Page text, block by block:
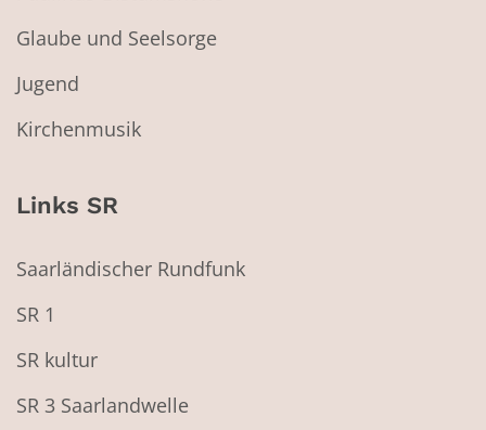
Glaube und Seelsorge
Jugend
Kirchenmusik
Links SR
Saarländischer Rundfunk
SR 1
SR kultur
SR 3 Saarlandwelle